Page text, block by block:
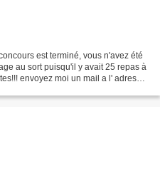
est terminé, vous n'avez été
au sort puisqu'il y avait 25 repas à
envoyez moi un mail a l' adresse